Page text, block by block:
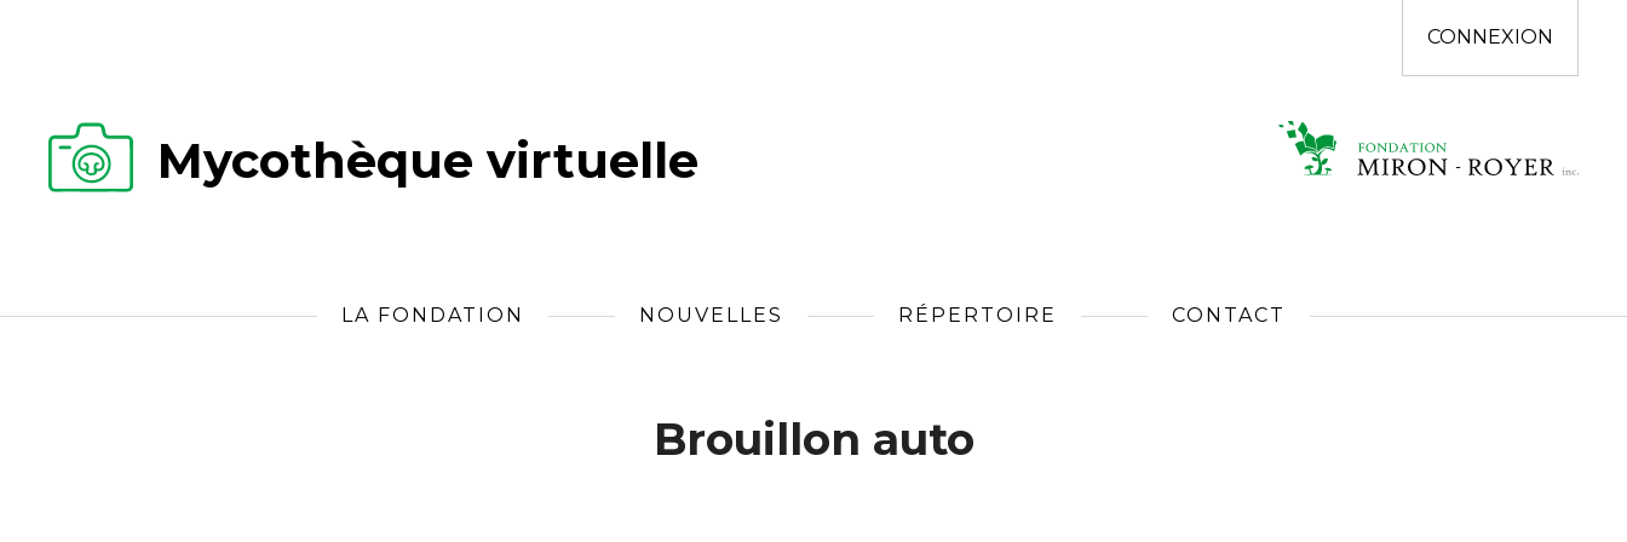
CONNEXION
Mycothèque virtuelle
LA FONDATION NOUVELLES RÉPERTOIRE CONTACT
Brouillon auto